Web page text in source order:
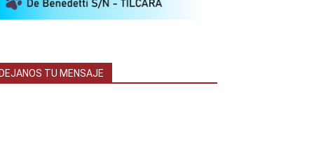
DEJANOS TU MENSAJE